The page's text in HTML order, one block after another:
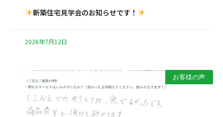
新築住宅見学会のお知らせです！
2026年7月12日
お客様の声